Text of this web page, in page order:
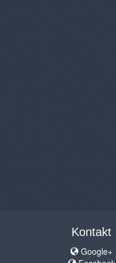
Kontakt
Google+